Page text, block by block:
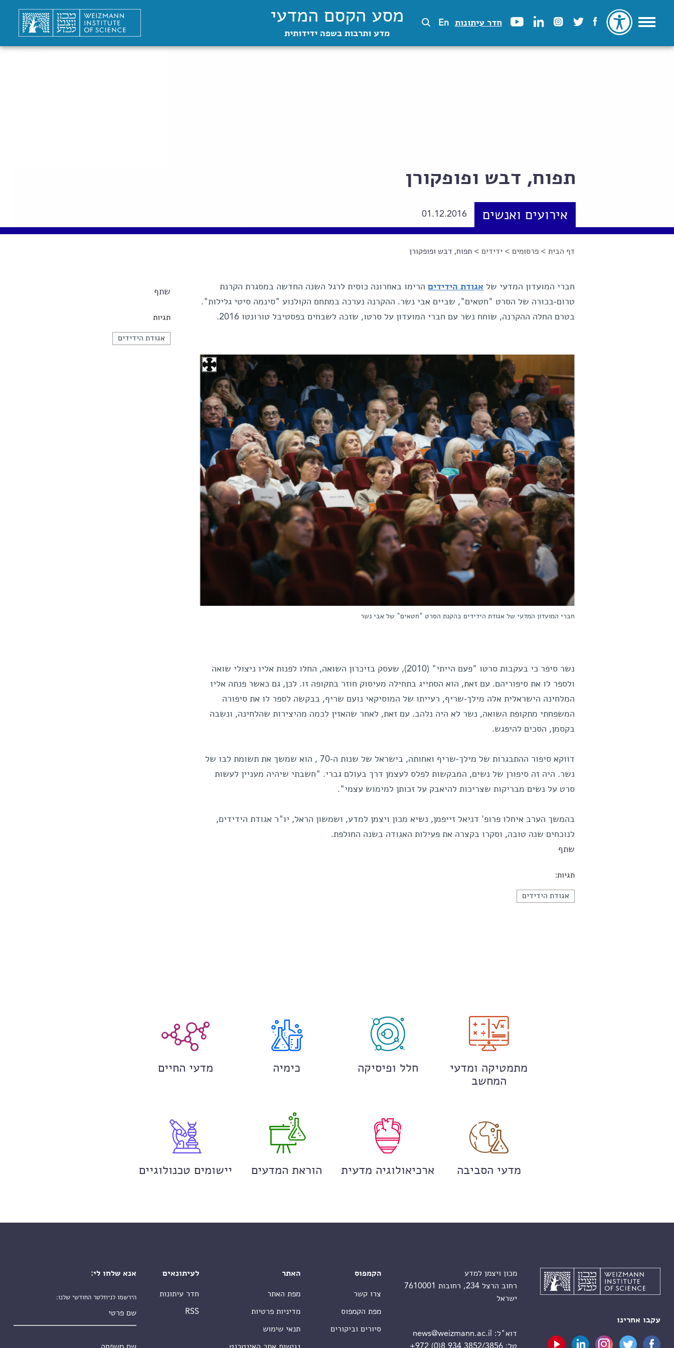
חדר עיתונות En מסע הקסם המדעי
מדע ותרבות בשפה ידידותית
תפוח, דבש ופופקורן
אירועים ואנשים 01.12.2016
הינך נמצא כאן
דף הבית >פרסומים > ידידים > תפוח, דבש ופופקורן
שתף
תגיות
אגודת הידידים
חברי המועדון המדעי של אגודת הידידיםהרימו באחרונה כוסית לרגל השנה החדשה במסגרת הקרנת
טרום-בכורה של הסרט "חטאים", שביים אבי נשר. ההקרנה נערכה במתחם הקולנוע "סינמה סיטי גלילות".
בטרם החלה ההקרנה, שוחח נשר עם חברי המועדון על סרטו, שזכה לשבחים בפסטיבל טורונטו 2016.
חברי המועדון המדעי של אגודת הידידים בהקנת הסרט "חטאים" של אבי נשר
נשר סיפר כי בעקבות סרטו "פעם הייתי" (2010), שעסק בזיכרון השואה, החלו לפנות אליו ניצולי שואה
ולספר לו את סיפוריהם. עם זאת, הוא הסתייג בתחילה מעיסוק חוזר בתקופה זו. לכן, גם כאשר פנתה אליו
המלחינה הישראלית אלה מילך-שריף, רעייתו של המוסיקאי נועם שריף, בבקשה לספר לו את סיפורה
המשפחתי מתקופת השואה, נשר לא היה נלהב. עם זאת, לאחר שהאזין לכמה מהיצירות שהלחינה, ונשבה
בקסמן, הסכים להיפגש.
דווקא סיפור ההתבגרות של מילך-שריף ואחותה, בישראל של שנות ה-70 , הוא שמשך את תשומת לבו של
נשר. היה זה סיפורן של נשים, המבקשות לפלס לעצמן דרך בעולם גברי. "חשבתי שיהיה מעניין לעשות
סרט על נשים מבריקות שצריכות להיאבק על זכותן למימוש עצמי".
בהמשך הערב איחלו פרופ' דניאל זייפמן, נשיא מכון ויצמן למדע, ושמשון הראל, יו"ר אגודת הידידים,
לנוכחים שנה טובה, וסקרו בקצרה את פעילות האגודה בשנה החולפת.
שתף
תגיות:
אגודת הידידים
מתמטיקה ומדעי
המחשב
חלל ופיסיקה כימיה מדעי החיים
מדעי הסביבה ארכיאולוגיה מדעית הוראת המדעים יישומים טכנולוגיים
עקבו אחרינו
מכון ויצמן למדע
רחוב הרצל 234, רחובות 7610001
ישראל
דוא"ל: news@weizmann.ac.il
הקמפוס
צרו קשר
מפת הקמפוס
סיורים וביקורים
האתר
מפת האתר
מדיניות פרטיות
תנאי שימוש
לעיתונאים
חדר עיתונות
RSS
אנא שלחו לי:
הירשמו לניוזלטר החודשי שלנו: